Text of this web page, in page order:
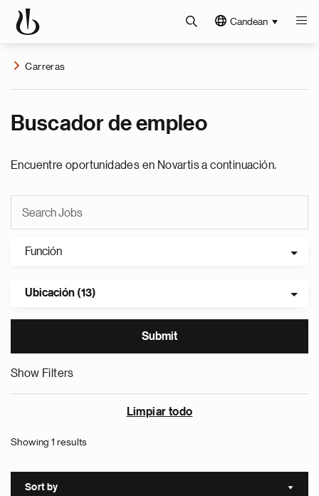
Candean
Carreras
Buscador de empleo
Encuentre oportunidades en Novartis a continuación.
Función
Ubicación (13)
Show Filters
Limpiar todo
Showing 1 results
Sort by Sort